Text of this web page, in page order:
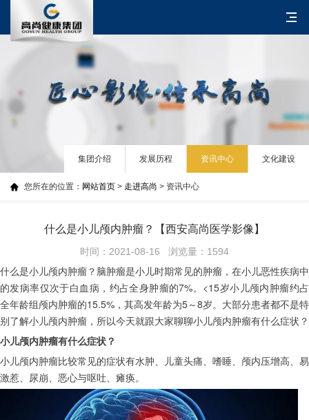
您所在的位置： 网站首页 > 走进高尚 > 资讯中心
集团介绍 发展历程 资讯中心 文化建设
​什么是小儿颅内肿瘤？【西安高尚医学影像】
时间：2021-08-16 浏览量：1594
​什么是小儿颅内肿瘤？脑肿瘤是小儿时期常见的肿瘤，在小儿恶性疾病中
的发病率仅次于白血病，约占全身肿瘤的7%。<15岁小儿颅内肿瘤约占
全年龄组颅内肿瘤的15.5%，其高发年龄为5～8岁。大部分患者都不是特
别了解小儿颅内肿瘤，所以今天就跟大家聊聊小儿颅内肿瘤有什么症状？
小儿颅内肿瘤有什么症状？
小儿颅内肿瘤比较常见的症状有水肿、儿童头痛、嗜睡、颅内压增高、易
激惹、尿崩、恶心与呕吐、瘫痪。